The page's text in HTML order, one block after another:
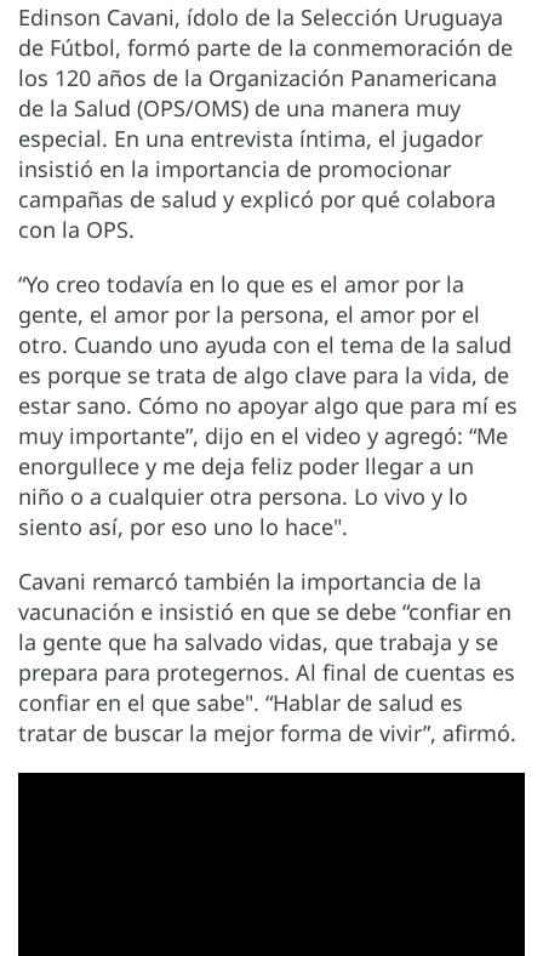
Edinson Cavani, ídolo de la Selección Uruguaya
de Fútbol, formó parte de la conmemoración de
los 120 años de la Organización Panamericana
de la Salud (OPS/OMS) de una manera muy
especial. En una entrevista íntima, el jugador
insistió en la importancia de promocionar
campañas de salud y explicó por qué colabora
con la OPS.
“Yo creo todavía en lo que es el amor por la
gente, el amor por la persona, el amor por el
otro. Cuando uno ayuda con el tema de la salud
es porque se trata de algo clave para la vida, de
estar sano. Cómo no apoyar algo que para mí es
muy importante”, dijo en el video y agregó: “Me
enorgullece y me deja feliz poder llegar a un
niño o a cualquier otra persona. Lo vivo y lo
siento así, por eso uno lo hace".
Cavani remarcó también la importancia de la
vacunación e insistió en que se debe “confiar en
la gente que ha salvado vidas, que trabaja y se
prepara para protegernos. Al final de cuentas es
confiar en el que sabe". “Hablar de salud es
tratar de buscar la mejor forma de vivir”, afirmó.